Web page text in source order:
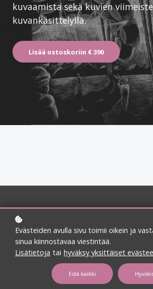
kuvaamista sekä kuvien
kuvankäsittelyllä.
Lisää ostoskoriin € 390
Soita, tekstaa tai laita whatsapp-
tahansa!
Evästeiden avulla sivu toimii oikein ja
sinua kiinnostavaa viestintää.
Lisätietoja tai hyväksy yksittäiset
Estä kaikki